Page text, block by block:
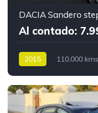
DACIA Sandero
Al contado:
2015 110.000 kms